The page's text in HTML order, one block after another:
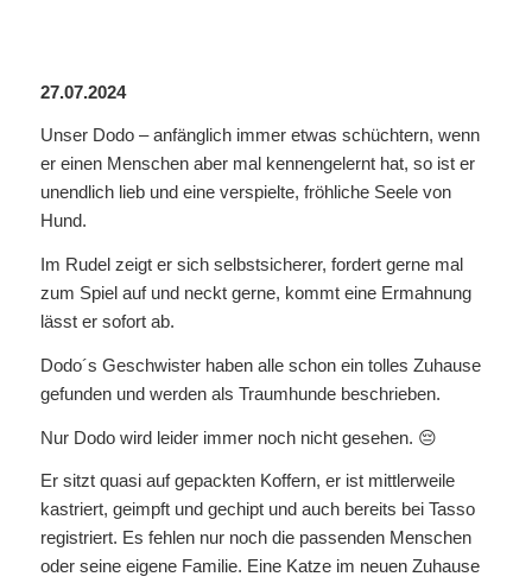
27.07.2024
Unser Dodo – anfänglich immer etwas schüchtern, wenn
er einen Menschen aber mal kennengelernt hat, so ist er
unendlich lieb und eine verspielte, fröhliche Seele von
Hund.
Im Rudel zeigt er sich selbstsicherer, fordert gerne mal
zum Spiel auf und neckt gerne, kommt eine Ermahnung
lässt er sofort ab.
Dodo´s Geschwister haben alle schon ein tolles Zuhause
gefunden und werden als Traumhunde beschrieben.
Nur Dodo wird leider immer noch nicht gesehen. 😔
Er sitzt quasi auf gepackten Koffern, er ist mittlerweile
kastriert, geimpft und gechipt und auch bereits bei Tasso
registriert. Es fehlen nur noch die passenden Menschen
oder seine eigene Familie. Eine Katze im neuen Zuhause